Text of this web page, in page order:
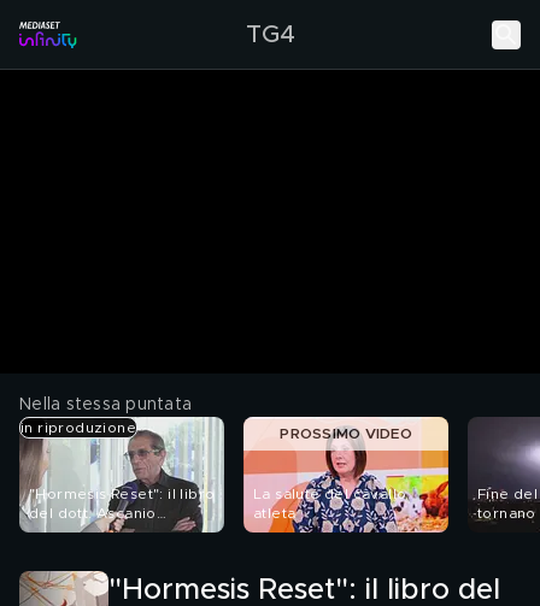
TG4
Nella stessa puntata
in riproduzione
"Hormesis Reset": il libro
del dott. Ascanio
Polimeni
La salute del cavallo
atleta
PROSSIMO VIDEO
Fine
tornano
"Hormesis Reset": il libro del